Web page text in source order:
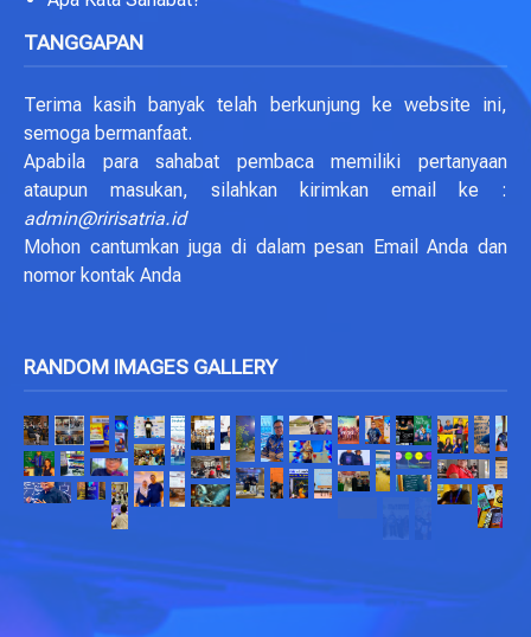
TANGGAPAN
Terima kasih banyak telah berkunjung ke website ini,
semoga bermanfaat.
Apabila para sahabat pembaca memiliki pertanyaan
ataupun masukan, silahkan kirimkan email ke :
admin@ririsatria.id
Mohon cantumkan juga di dalam pesan Email Anda dan
nomor kontak Anda
RANDOM IMAGES GALLERY